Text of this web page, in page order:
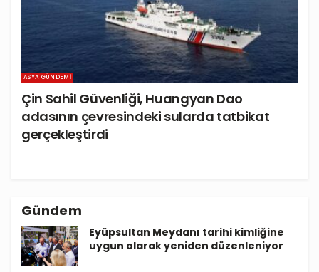
ASYA GÜNDEMI
Çin Sahil Güvenliği, Huangyan Dao
adasının çevresindeki sularda tatbikat
gerçekleştirdi
Gündem
Eyüpsultan Meydanı tarihi kimliğine
uygun olarak yeniden düzenleniyor